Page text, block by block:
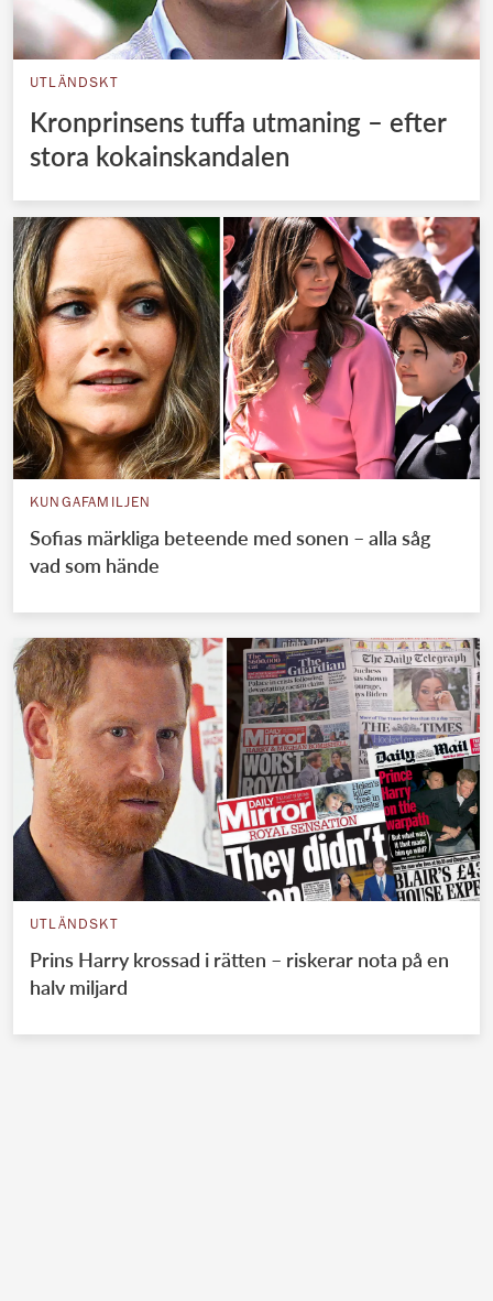
UTLÄNDSKT
Kronprinsens tuffa utmaning – efter
stora kokainskandalen
KUNGAFAMILJEN
Sofias märkliga beteende med sonen – alla såg
vad som hände
UTLÄNDSKT
Prins Harry krossad i rätten – riskerar nota på en
halv miljard